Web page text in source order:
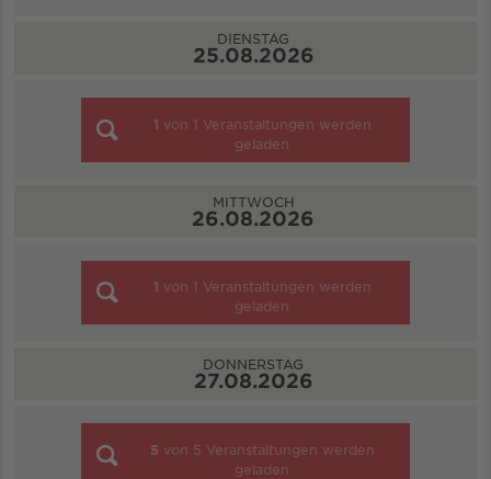
DIENSTAG
25.08.2026
1 von 1 Veranstaltungen werden
geladen
MITTWOCH
26.08.2026
1 von 1 Veranstaltungen werden
geladen
DONNERSTAG
27.08.2026
5 von 5 Veranstaltungen werden
geladen